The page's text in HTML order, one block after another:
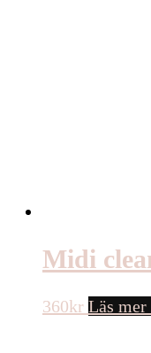
Midi
360kr Läs